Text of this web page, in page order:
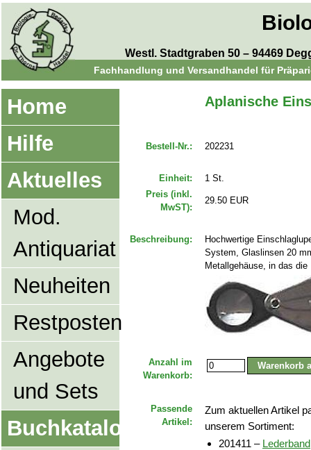
Westl. Stadtgraben 50 – 94469
Fachhandlung und Versandhandel für
Home
Hilfe
Aktuelles
Mod.
Antiquariat
Neuheiten
Restposten
Angebote
und Sets
Buchkatalog
Aplanische
Bestell-Nr.: 202231
Einheit:
1 St.
Preis (inkl.
MwST):
29.50 EUR
Beschreibung:
Hochwertige
System, Glaslinsen 20
Metallgehäuse, in das
Anzahl im
Warenkorb:
Passende
Artikel:
Zum aktuellen Artikel
unserem Sortiment:
201411 –